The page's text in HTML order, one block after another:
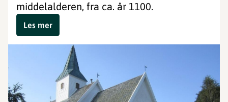
middelalderen, fra ca. år 1100.
Les mer